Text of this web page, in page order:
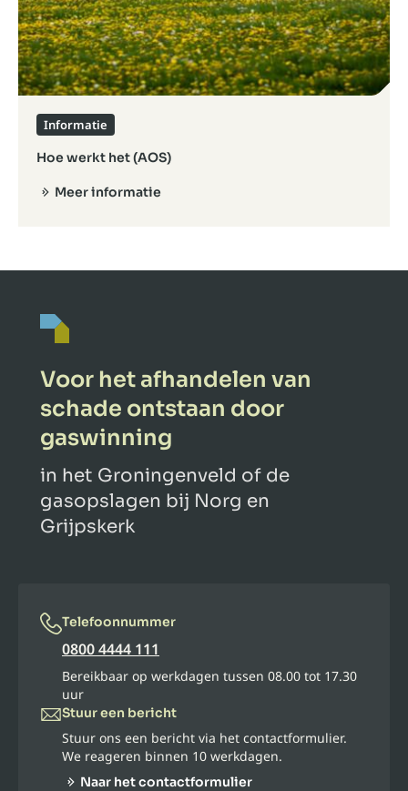
Hoe werkt het (AOS)
Informatie
Meer informatie
Voor het afhandelen van
schade ontstaan door
gaswinning
in het Groningenveld of de
gasopslagen bij Norg en
Grijpskerk
Telefoonnummer
0800 4444 111
Bereikbaar op werkdagen tussen 08.00 tot 17.30
uur
Stuur een bericht
Stuur ons een bericht via het contactformulier.
We reageren binnen 10 werkdagen.
Naar het contactformulier